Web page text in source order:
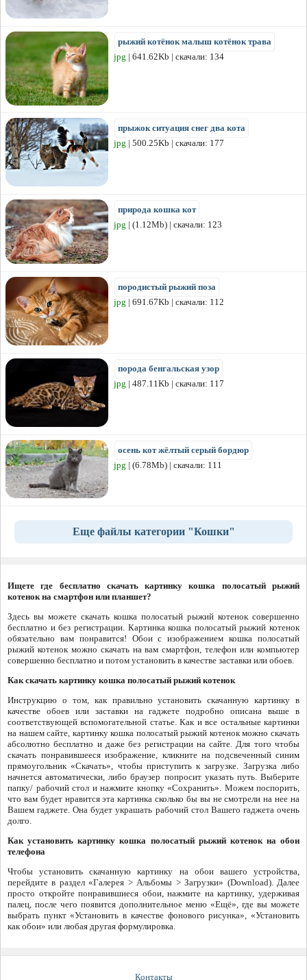
рыжий котёнок малыш котёнок трава
jpg | 641.62Kb | скачали: 134
прыжок ситуация снег два кота
jpg | 500.25Kb | скачали: 177
природа кошка кот
jpg | (1.12Mb) | скачали: 123
породистый рыжий поза
jpg | 691.67Kb | скачали: 112
порода бенгальская узор
jpg | 487.11Kb | скачали: 117
осень кот жёлтый серый бордюр
jpg | (6.78Mb) | скачали: 111
Еще файлы категории "Кошки"
Ищете где бесплатно скачать картинку кошка полосатый рыжий
котенок на смартфон или планшет?
Здесь вы можете скачать кошка полосатый рыжий котенок совершенно
бесплатно и без регистрации. Картинка кошка полосатый рыжий котенок
обязательно вам понравится! Обои с изображением кошка полосатый
рыжий котенок можно скачать на вам смартфон, телефон или компьютер
совершенно бесплатно и потом установить в качестве заставки или обоев.
Как скачать картинку кошка полосатый рыжий котенок
Инструкцию о том, как правильно установить скачанную картинку в
качестве обоев или заставки на гаджете подробно описана выше в
соответствующей вспомогательной статье. Как и все остальные картинки
на нашем сайте, картинку кошка полосатый рыжий котенок можно скачать
абсолютно бесплатно и даже без регистрации на сайте. Для того чтобы
скачать понравившееся изображение, кликните на подсвеченный синим
прямоугольник «Скачать», чтобы приступить к загрузке. Загрузка либо
начнется автоматически, либо браузер попросит указать путь. Выберите
папку/ рабочий стол и нажмите кнопку «Сохранить». Можем поспорить,
что вам будет нравится эта картинка сколько бы вы не смотрели на нее на
Вашем гаджете. Она будет украшать рабочий стол Вашего гаджета очень
долго.
Как установить картинку кошка полосатый рыжий котенок на обои
телефона
Чтобы установить скачанную картинку на обои вашего устройства,
перейдите в раздел «Галерея > Альбомы > Загрузки» (Download). Далее
просто откройте понравившиеся обои, нажмите на картинку, удерживая
палец, после чего появится дополнительное меню «Ещё», где вы можете
выбрать пункт «Установить в качестве фонового рисунка», «Установить
как обои» или любая другая формулировка.
Контакты